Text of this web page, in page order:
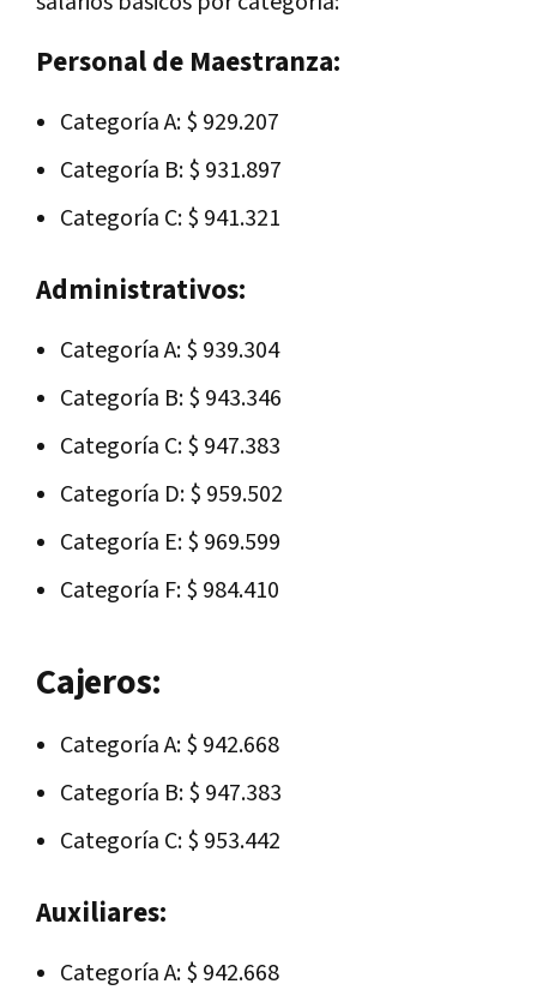
Personal de Maestranza:
Categoría A: $ 929.207
Categoría B: $ 931.897
Categoría C: $ 941.321
Administrativos:
Categoría A: $ 939.304
Categoría B: $ 943.346
Categoría C: $ 947.383
Categoría D: $ 959.502
Categoría E: $ 969.599
Categoría F: $ 984.410
Cajeros:
Categoría A: $ 942.668
Categoría B: $ 947.383
Categoría C: $ 953.442
Auxiliares:
Categoría A: $ 942.668